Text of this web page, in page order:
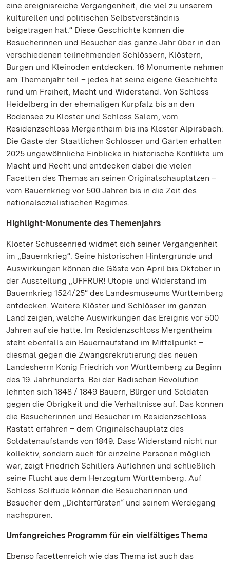
eine ereignisreiche Vergangenheit, die viel zu unserem
kulturellen und politischen Selbstverständnis
beigetragen hat.“ Diese Geschichte können die
Besucherinnen und Besucher das ganze Jahr über in den
verschiedenen teilnehmenden Schlössern, Klöstern,
Burgen und Kleinoden entdecken. 16 Monumente nehmen
am Themenjahr teil – jedes hat seine eigene Geschichte
rund um Freiheit, Macht und Widerstand. Von Schloss
Heidelberg in der ehemaligen Kurpfalz bis an den
Bodensee zu Kloster und Schloss Salem, vom
Residenzschloss Mergentheim bis ins Kloster Alpirsbach:
Die Gäste der Staatlichen Schlösser und Gärten erhalten
2025 ungewöhnliche Einblicke in historische Konflikte um
Macht und Recht und entdecken dabei die vielen
Facetten des Themas an seinen Originalschauplätzen –
vom Bauernkrieg vor 500 Jahren bis in die Zeit des
nationalsozialistischen Regimes.
Highlight-Monumente des Themenjahrs
Kloster Schussenried widmet sich seiner Vergangenheit
im „Bauernkrieg“. Seine historischen Hintergründe und
Auswirkungen können die Gäste von April bis Oktober in
der Ausstellung „UFFRUR! Utopie und Widerstand im
Bauernkrieg 1524/25“ des Landesmuseums Württemberg
entdecken. Weitere Klöster und Schlösser im ganzen
Land zeigen, welche Auswirkungen das Ereignis vor 500
Jahren auf sie hatte. Im Residenzschloss Mergentheim
steht ebenfalls ein Bauernaufstand im Mittelpunkt –
diesmal gegen die Zwangsrekrutierung des neuen
Landesherrn König Friedrich von Württemberg zu Beginn
des 19. Jahrhunderts. Bei der Badischen Revolution
lehnten sich 1848 / 1849 Bauern, Bürger und Soldaten
gegen die Obrigkeit und die Verhältnisse auf. Das können
die Besucherinnen und Besucher im Residenzschloss
Rastatt erfahren – dem Originalschauplatz des
Soldatenaufstands von 1849. Dass Widerstand nicht nur
kollektiv, sondern auch für einzelne Personen möglich
war, zeigt Friedrich Schillers Auflehnen und schließlich
seine Flucht aus dem Herzogtum Württemberg. Auf
Schloss Solitude können die Besucherinnen und
Besucher dem „Dichterfürsten“ und seinem Werdegang
nachspüren.
Umfangreiches Programm für ein vielfältiges Thema
Ebenso facettenreich wie das Thema ist auch das